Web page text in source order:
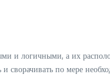
и логичными, а их
сворачивать по мере